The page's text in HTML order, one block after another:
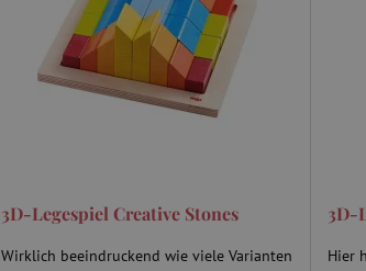
3D-Legespiel Creative Stones
Wirklich beeindruckend wie viele Varianten
3D-
Hier